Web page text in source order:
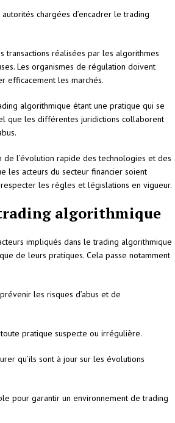
chargées d’encadrer le trading
réalisées par les algorithmes
Les organismes de régulation doivent
efficacement les marchés.
algorithmique étant une pratique qui se
que les différentes juridictions collaborent
l’évolution rapide des technologies et des
les acteurs du secteur financier soient
les règles et législations en vigueur.
algorithmique
impliqués dans le trading algorithmique
de leurs pratiques. Cela passe notamment
les risques d’abus et de
pratique suspecte ou irrégulière.
qu’ils sont à jour sur les évolutions
pour garantir un environnement de trading